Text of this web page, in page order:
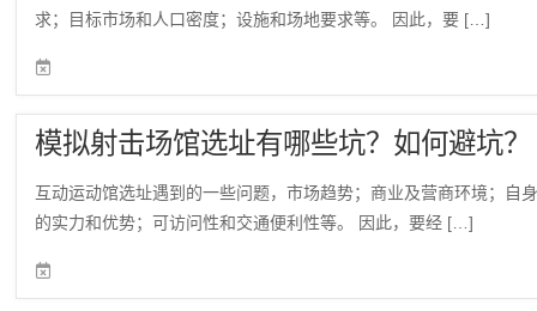
求；目标市场和人口密度；设施和场地要求等。 因此，要 […]
模拟射击场馆选址有哪些坑？如何避坑？
互动运动馆选址遇到的一些问题，市场趋势；商业及营商环境；自
的实力和优势；可访问性和交通便利性等。 因此，要经 […]